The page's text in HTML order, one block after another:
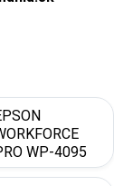
WP-4095